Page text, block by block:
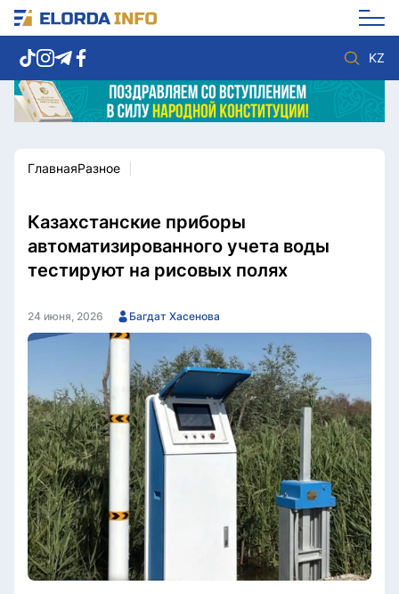
KZ
Новости столицы
Спорт
Культура
Мнение
Видео
Мир
Послание
Служба Комплаенс
ГлавнаяРазное
Казахстанские приборы
автоматизированного учета воды
тестируют на рисовых полях
24 июня, 2026 Багдат Хасенова